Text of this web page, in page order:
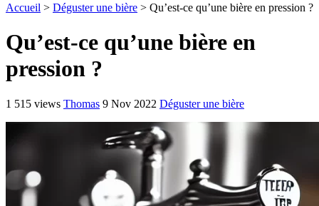
Accueil > Déguster une bière > Qu’est-ce qu’une bière en pression ?
Qu’est-ce qu’une bière en
pression ?
1 515 views Thomas 9 Nov 2022 Déguster une bière